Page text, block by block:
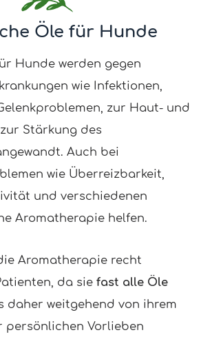
Öle für Hunde
Hunde werden gegen
wie Infektionen,
zur Haut- und
Stärkung des
Auch bei
wie Überreizbarkeit,
und verschiedenen
Aromatherapie helfen.
Aromatherapie recht
da sie fast alle Öle
daher weitgehend von ihrem
persönlichen Vorlieben